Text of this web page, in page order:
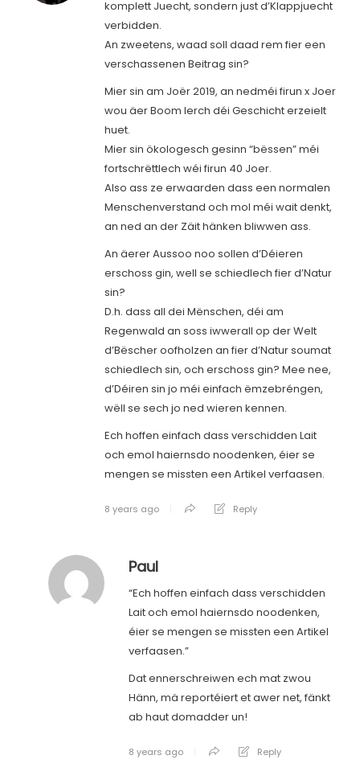
komplett Juecht, sondern just d’Klappjuecht
verbidden.
An zweetens, waad soll daad rem fier een
verschassenen Beitrag sin?
Mier sin am Joër 2019, an nedméi firun x Joer
wou äer Boom Ierch déi Geschicht erzeielt
huet.
Mier sin ökologesch gesinn “bëssen” méi
fortschrëttlech wéi firun 40 Joer.
Also ass ze erwaarden dass een normalen
Menschenverstand och mol méi wait denkt,
an ned an der Zäit hänken bliwwen ass.
An äerer Aussoo noo sollen d’Déieren
erschoss gin, well se schiedlech fier d’Natur
sin?
D.h. dass all dei Mënschen, déi am
Regenwald an soss iwwerall op der Welt
d’Bëscher oofholzen an fier d’Natur soumat
schiedlech sin, och erschoss gin? Mee nee,
d’Déiren sin jo méi einfach ëmzebréngen,
wëll se sech jo ned wieren kennen.
Ech hoffen einfach dass verschidden Lait
och emol haiernsdo noodenken, éier se
mengen se missten een Artikel verfaasen.
8 years ago Reply
Paul
“Ech hoffen einfach dass verschidden
Lait och emol haiernsdo noodenken,
éier se mengen se missten een Artikel
verfaasen.”
Dat ennerschreiwen ech mat zwou
Hänn, mä reportéiert et awer net, fänkt
ab haut domadder un!
8 years ago Reply